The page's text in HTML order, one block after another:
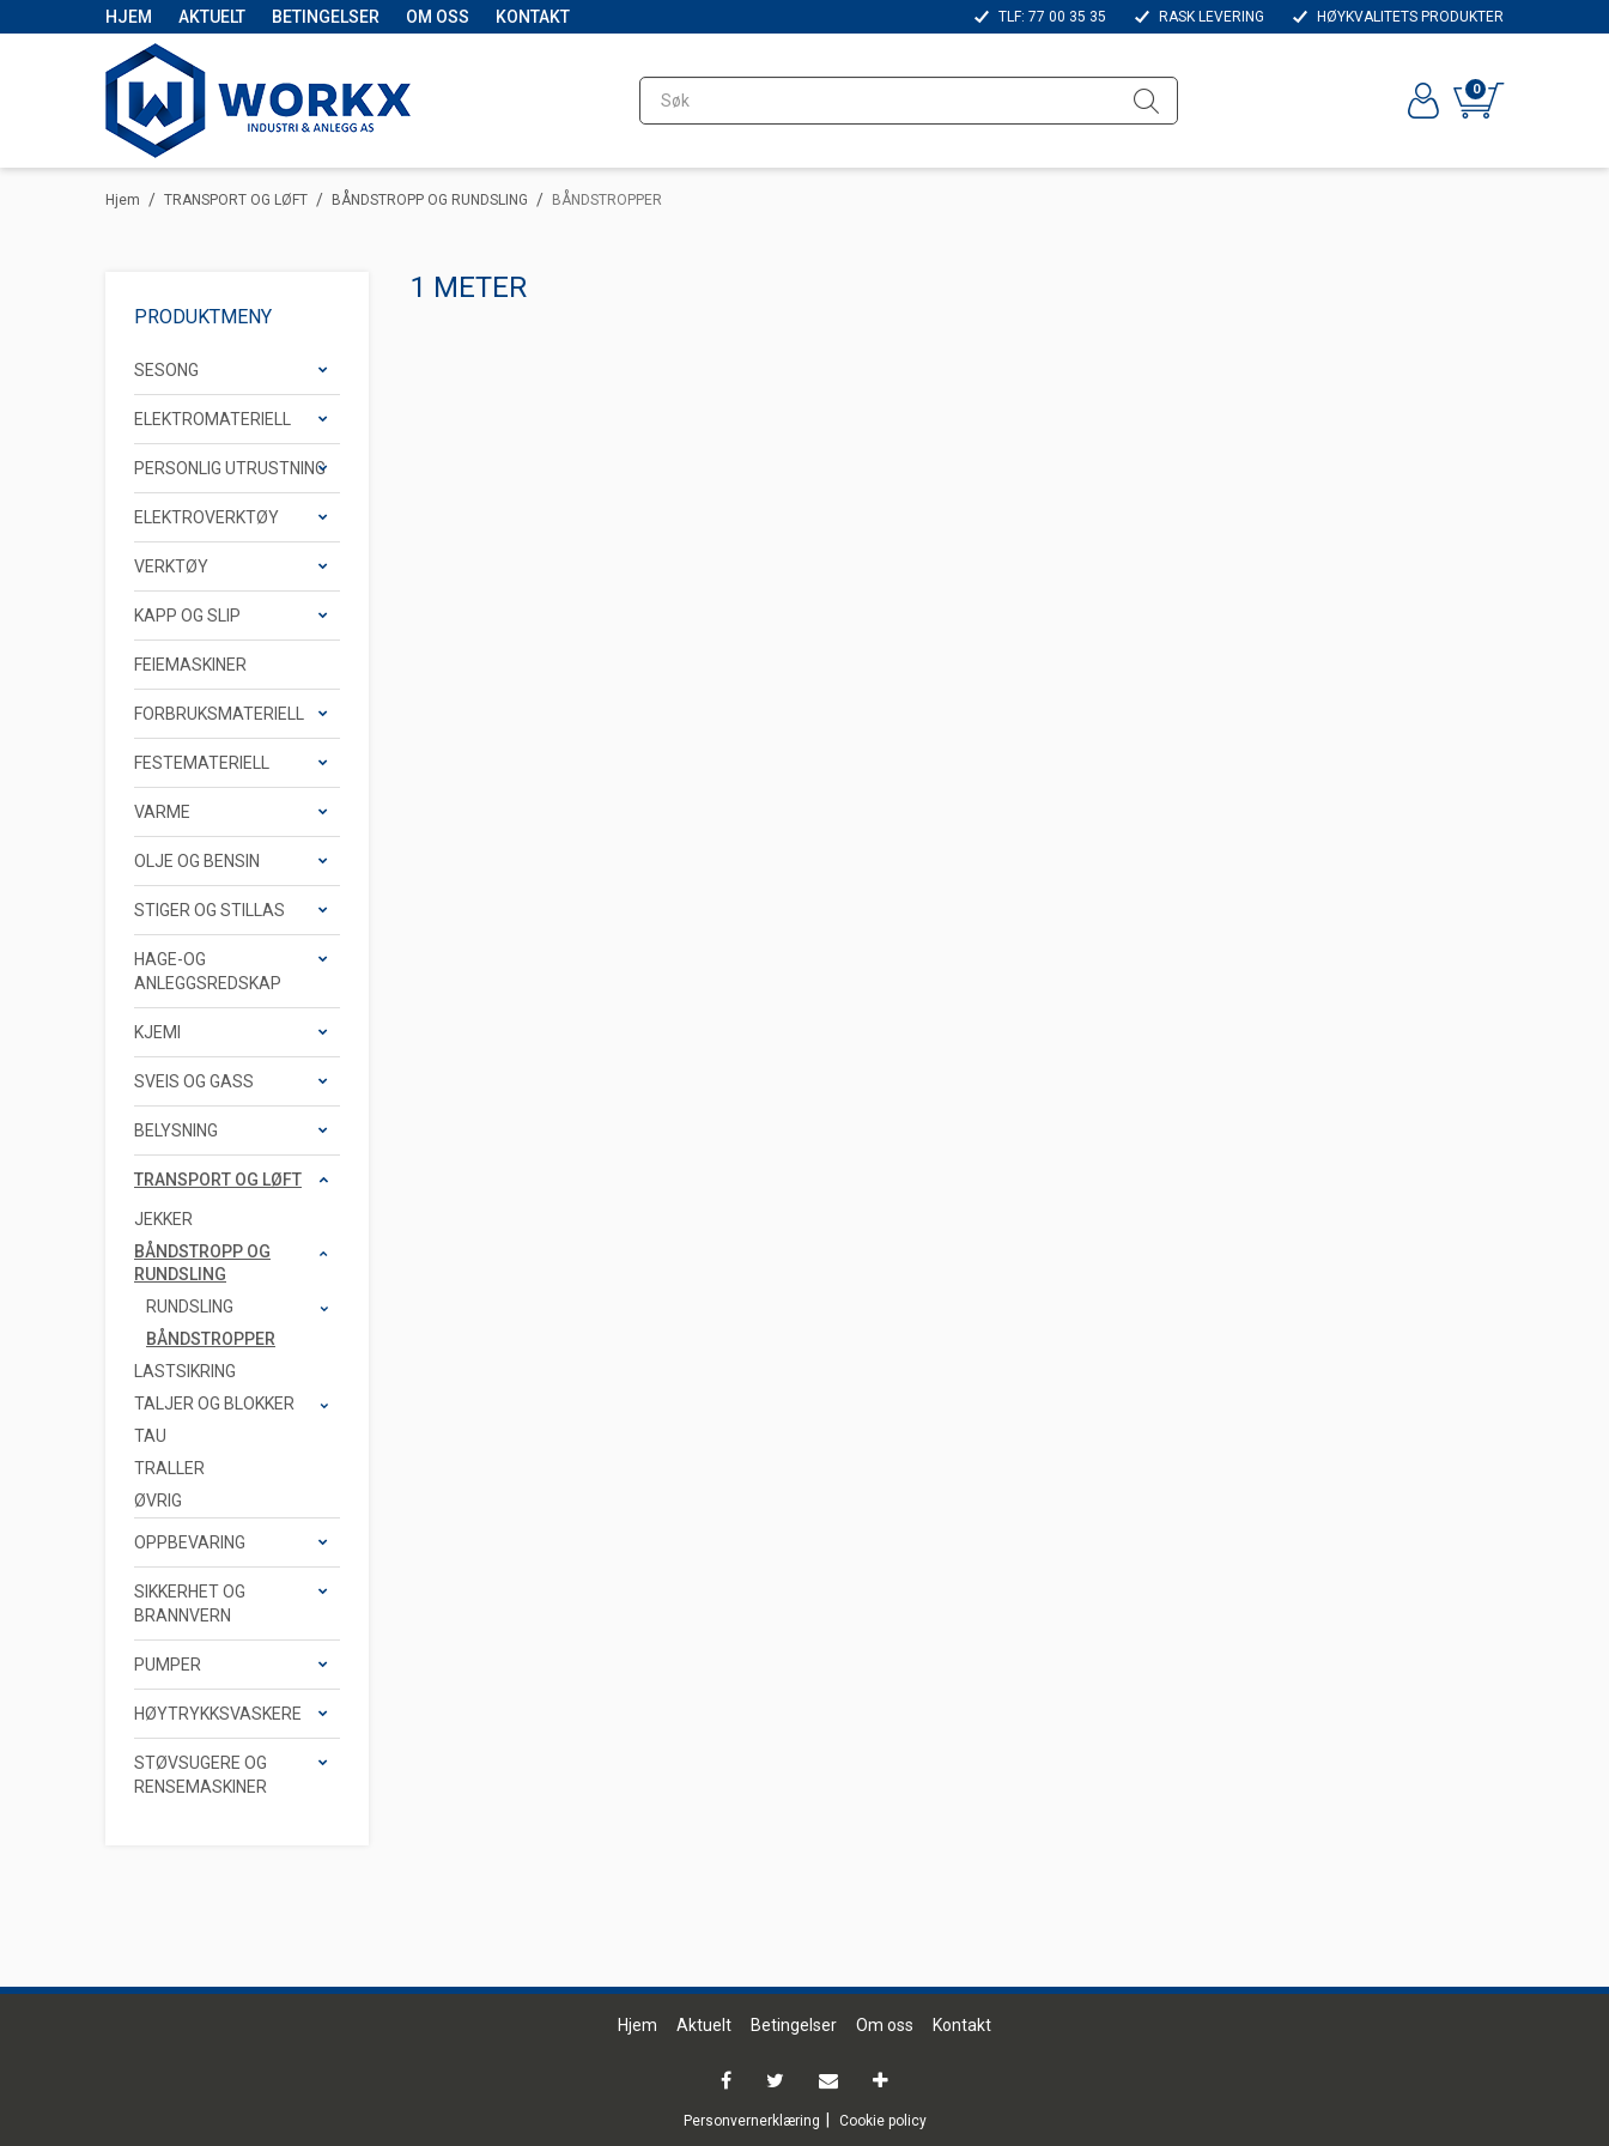
HJEM AKTUELT BETINGELSER OM OSS KONTAKT TLF: 77 00 35 35 RASK LEVERING HØYKVALITETS PRODUKTER
0
/
Hjem /
TRANSPORT OG LØFT /
BÅNDSTROPP OG RUNDSLING BÅNDSTROPPER
PRODUKTMENY
SESONG
ELEKTROMATERIELL
PERSONLIG UTRUSTNING
ELEKTROVERKTØY
VERKTØY
KAPP OG SLIP
FEIEMASKINER
FORBRUKSMATERIELL
FESTEMATERIELL
VARME
OLJE OG BENSIN
STIGER OG STILLAS
HAGE-OG
ANLEGGSREDSKAP
KJEMI
SVEIS OG GASS
BELYSNING
TRANSPORT OG LØFT
JEKKER
BÅNDSTROPP OG
RUNDSLING
RUNDSLING
BÅNDSTROPPER
LASTSIKRING
TALJER OG BLOKKER
TAU
TRALLER
ØVRIG
OPPBEVARING
SIKKERHET OG
BRANNVERN
PUMPER
HØYTRYKKSVASKERE
STØVSUGERE OG
RENSEMASKINER
1 METER
Hjem Aktuelt Betingelser Om oss Kontakt
Personvernerklæring Cookie policy